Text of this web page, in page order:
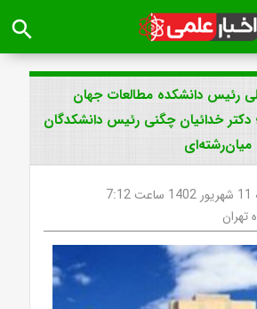
search
رئیس دانشکده مطالعات جهان
دکتر خدائیان چگنی رئیس دانشکدگان
تهران